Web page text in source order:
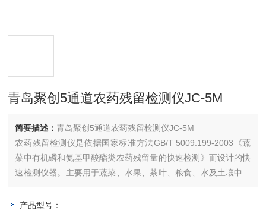
青岛聚创5通道农药残留检测仪JC-5M
简要描述：青岛聚创5通道农药残留检测仪JC-5M
农药残留检测仪是依据国家标准方法GB/T 5009.199-2003《蔬
菜中有机磷和氨基甲酸酯类农药残留量的快速检测》而设计的快
速检测仪器。主要用于蔬菜、水果、茶叶、粮食、水及土壤中有
捷。适用于小型农贸批发销售市场、农产品采购配送中心、酒
产品型号：